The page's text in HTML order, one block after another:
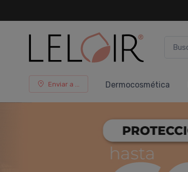
Enviar a ... Dermocosmética